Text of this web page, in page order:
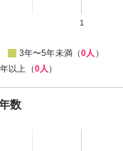
1
3年〜5年未満（0人 ）
以上（0人 ）
数